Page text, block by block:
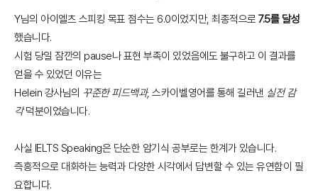
Y님의 아이엘츠 스피킹 목표 점수는 6.0이었지만, 최종적으로7.5를 달성
했습니다.
시험 당일 잠깐의 pause나 표현 부족이 있었음에도 불구하고 이 결과를
얻을 수 있었던 이유는
Helein 강사님의 꾸준한 피드백과, 스카이벨영어를 통해 길러낸 실전 감
각덕분이었습니다.
사실 IELTS Speaking은 단순한 암기식 공부로는 한계가 있습니다.
즉흥적으로 대화하는 능력과 다양한 시각에서 답변할 수 있는 유연함이 필
요합니다.